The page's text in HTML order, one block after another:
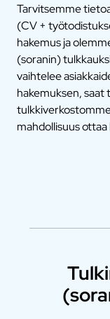
Tarvitsemme
(CV +
hakemus ja
(soranin)
vaihtelee
hakemuksen, saat
mahdollisuus